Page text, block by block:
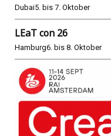
Dubai5. bis 7. Oktober
LEaT con 26
Hamburg6. bis 8. Oktober